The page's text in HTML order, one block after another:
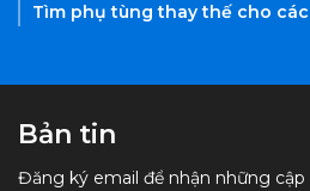
Tìm phụ tùng thay thế cho
Bản tin
Đăng ký email để nhận những